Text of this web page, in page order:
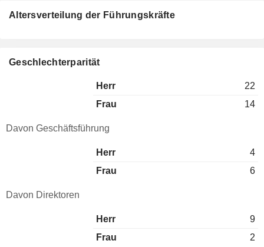
Altersverteilung der Führungskräfte
Geschlechterparität
Herr
22
Frau
14
Davon Geschäftsführung
Herr
4
Frau
6
Davon Direktoren
Herr
9
Frau
2